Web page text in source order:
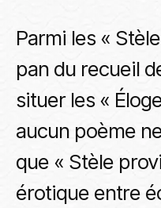
Parmi les «
pan du recueil
situer les «
aucun poème
que « Stèle
érotique entre